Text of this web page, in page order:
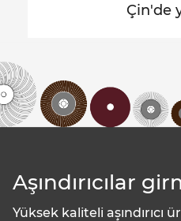
Çin'de
Aşındırıcılar
Yüksek kaliteli aşındırıcı